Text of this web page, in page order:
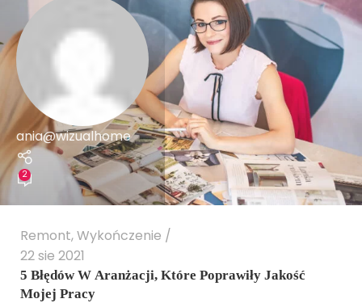
ania@wizualhome
2
Remont,Wykończenie
22 sie 2021
5 Błędów W Aranżacji, Które Poprawiły Jakość
Mojej Pracy